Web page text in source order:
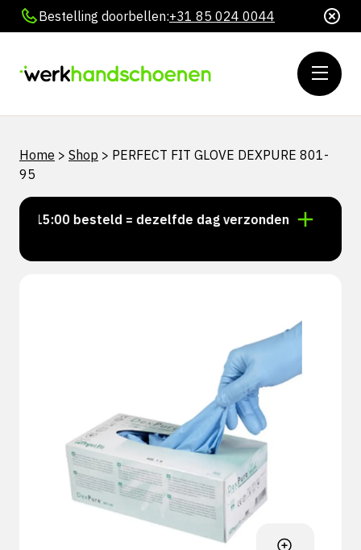
Bestelling doorbellen:+31 85 024 0044
Home > Shop > PERFECT FIT GLOVE DEXPURE 801-
95
15:00 besteld = dezelfde dag verzonden